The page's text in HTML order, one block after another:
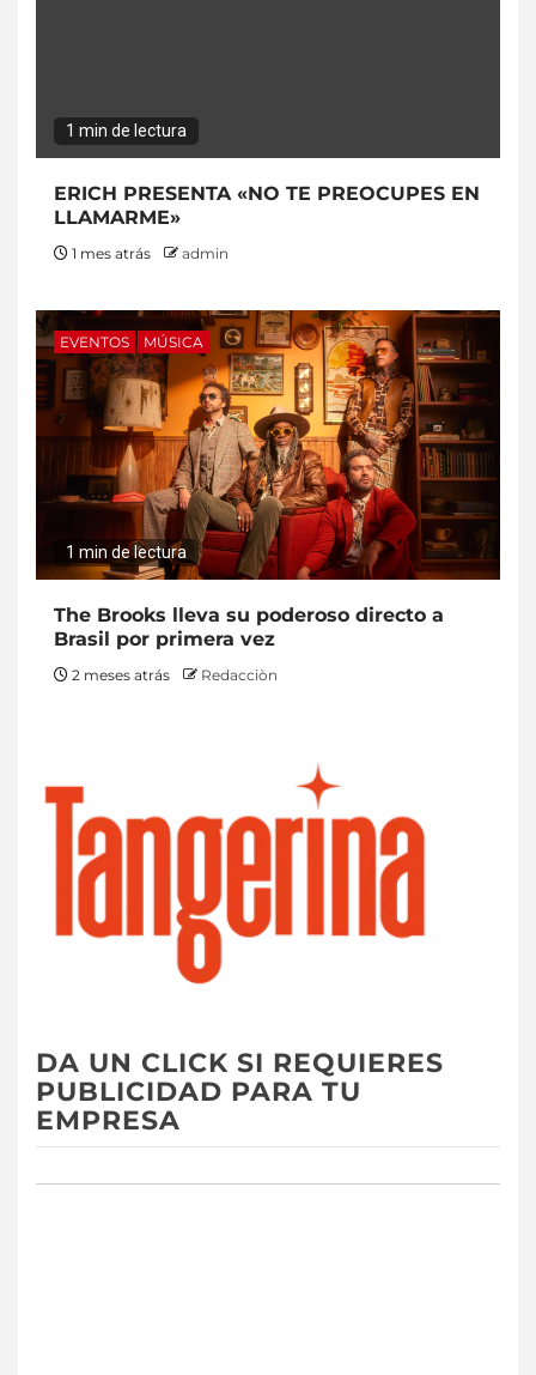
1 min de lectura
ERICH PRESENTA «NO TE PREOCUPES EN
LLAMARME»
1 mes atrás admin
EVENTOS MÚSICA
1 min de lectura
The Brooks lleva su poderoso directo a
Brasil por primera vez
2 meses atrás Redacciòn
DA UN CLICK SI REQUIERES
PUBLICIDAD PARA TU
EMPRESA